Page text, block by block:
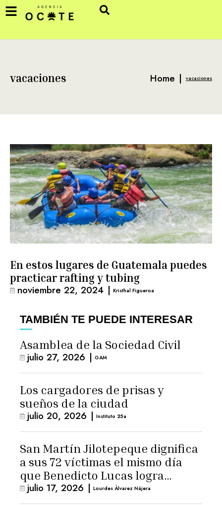
vacaciones Home | vacaciones
En estos lugares de Guatemala puedes
practicar rafting y tubing
noviembre 22, 2024 | Kristhal Figueroa
TAMBIÉN TE PUEDE INTERESAR
Asamblea de la Sociedad Civil
julio 27, 2026 | GAM
Los cargadores de prisas y
sueños de la ciudad
julio 20, 2026 | Instituto 25a
San Martín Jilotepeque dignifica
a sus 72 víctimas el mismo día
que Benedicto Lucas logra
arresto domiciliario
julio 17, 2026 | Lourdes Álvarez Nájera